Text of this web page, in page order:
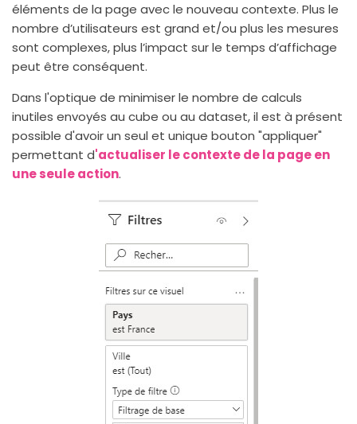
éléments de la page avec le nouveau contexte. Plus le
nombre d’utilisateurs est grand et/ou plus les mesures
sont complexes, plus l’impact sur le temps d’affichage
peut être conséquent.
Dans l'optique de minimiser le nombre de calculs
inutiles envoyés au cube ou au dataset, il est à présent
possible d'avoir un seul et unique bouton "appliquer"
permettant d'actualiser le contexte de la page en
une seule action.